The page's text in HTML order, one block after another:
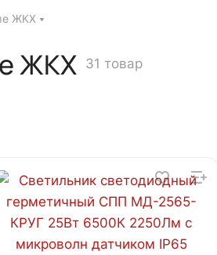
ЖКХ
ЖКХ 31 товар